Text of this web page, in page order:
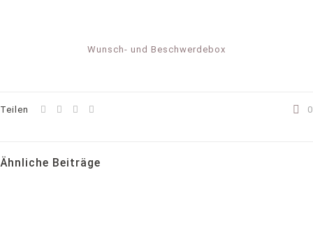
Wunsch- und Beschwerdebox
Teilen 0
Ähnliche Beiträge